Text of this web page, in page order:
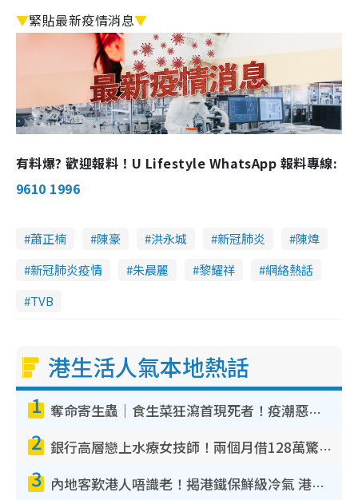
▼緊貼最新疫情消息▼
有料爆? 歡迎報料！U Lifestyle WhatsApp 報料專線:
9610 1996
蕭正楠 陳豪 洪永城 新冠肺炎
陳煒
新冠肺炎疫情
朱晨麗 黎耀祥
網絡熱話
TVB
港生活人氣本地熱話
1 奪命寄生蟲｜食生菜狂瀉首現死者！疫潮惡化錄1.8萬宗病例 揭洗菜3大謬誤
2 銀行高層戀上水療女技師！兩個月借128萬驚覺「沉船」沉落火海 揭背後疑似邪教操控賣淫
3 內地客歎港人唔識老！揭港鐵保鮮級冷氣 港人求放過：咪投訴